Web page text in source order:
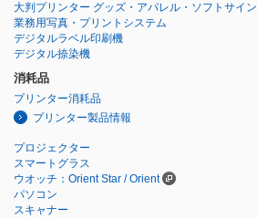
大判プリンター グッズ・アパレル・ソフトサイン
業務用写真・プリントシステム
デジタルラベル印刷機
デジタル捺染機
消耗品
プリンター消耗品
プリンター製品情報
プロジェクター
スマートグラス
ウオッチ：Orient Star / Orient
パソコン
スキャナー